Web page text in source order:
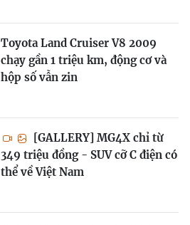
Toyota Land Cruiser V8 2009
chạy gần 1 triệu km, động cơ và
hộp số vẫn zin
[GALLERY] MG4X chỉ từ
349 triệu đồng - SUV cỡ C điện có
thể về Việt Nam